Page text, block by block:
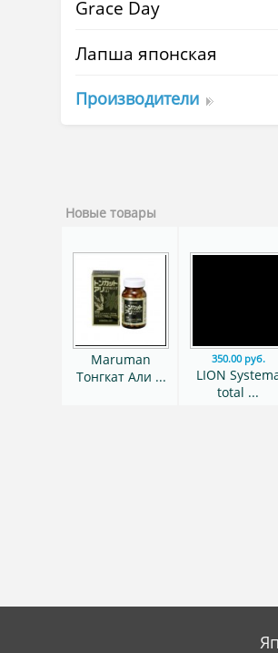
Grace Day
Лапша японская
Производители
Новые товары
Maruman
Тонгкат Али ...
350.00 руб.
LION
total ...